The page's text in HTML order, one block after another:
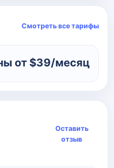
Смотреть все тарифы
от $39/месяц
Оставить
отзыв